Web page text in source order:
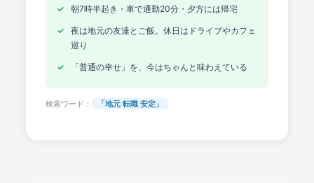
朝7時半起き・車で通勤20分・夕方には帰宅
夜は地元の友達とご飯。休日はドライブやカフェ
巡り
「普通の幸せ」を、今はちゃんと味わえている
検索ワード： 「地元 転職 安定」